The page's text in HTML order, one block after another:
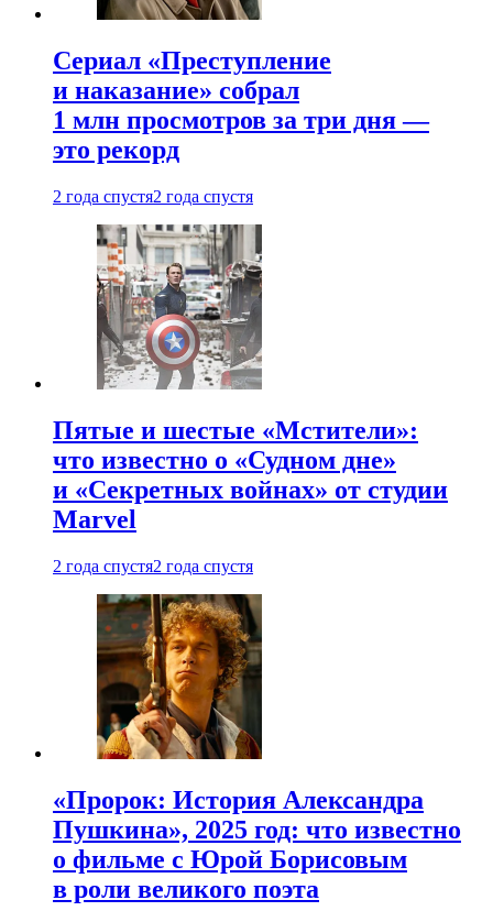
Сериал «Преступление
и наказание» собрал
1 млн просмотров за три дня —
это рекорд
2 года спустя2 года спустя
Пятые и шестые «Мстители»:
что известно о «Судном дне»
и «Секретных войнах» от студии
Marvel
2 года спустя2 года спустя
«Пророк: История Александра
Пушкина», 2025 год: что известно
о фильме с Юрой Борисовым
в роли великого поэта